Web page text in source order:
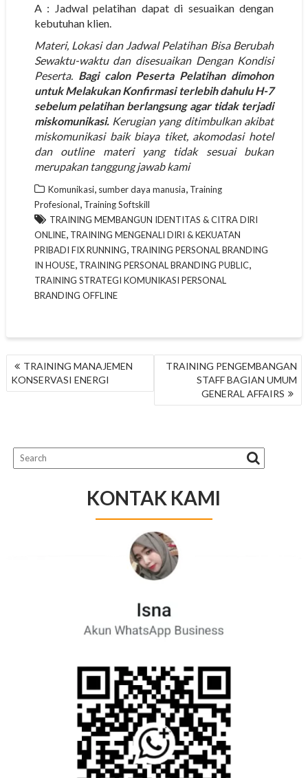
A : Jadwal pelatihan dapat di sesuaikan dengan
kebutuhan klien.
Materi, Lokasi dan Jadwal Pelatihan Bisa Berubah
Sewaktu-waktu dan disesuaikan Dengan Kondisi
Peserta.Bagi calon Peserta Pelatihan dimohon
untuk Melakukan Konfirmasi terlebih dahulu H-7
sebelum pelatihan berlangsung agar tidak terjadi
miskomunikasi.Kerugian yang ditimbulkan akibat
miskomunikasi baik biaya tiket, akomodasi hotel
dan outline materi yang tidak sesuai bukan
merupakan tanggung jawab kami
Komunikasi, sumber daya manusia, Training
Profesional, Training Softskill
TRAINING MEMBANGUN IDENTITAS & CITRA DIRI
ONLINE, TRAINING MENGENALI DIRI & KEKUATAN
PRIBADI FIX RUNNING, TRAINING PERSONAL BRANDING
IN HOUSE, TRAINING PERSONAL BRANDING PUBLIC,
TRAINING STRATEGI KOMUNIKASI PERSONAL
BRANDING OFFLINE
NAVIGASI
POS
TRAINING MANAJEMEN
KONSERVASI ENERGI
TRAINING PENGEMBANGAN
STAFF BAGIAN UMUM
GENERAL AFFAIRS
KONTAK KAMI